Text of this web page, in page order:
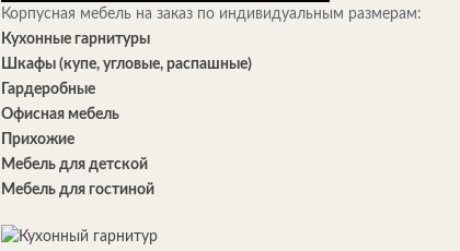
Корпусная мебель на заказ по индивидуальным размерам:
Кухонные гарнитуры
Шкафы (купе, угловые, распашные)
Гардеробные
Офисная мебель
Прихожие
Мебель для детской
Мебель для гостиной